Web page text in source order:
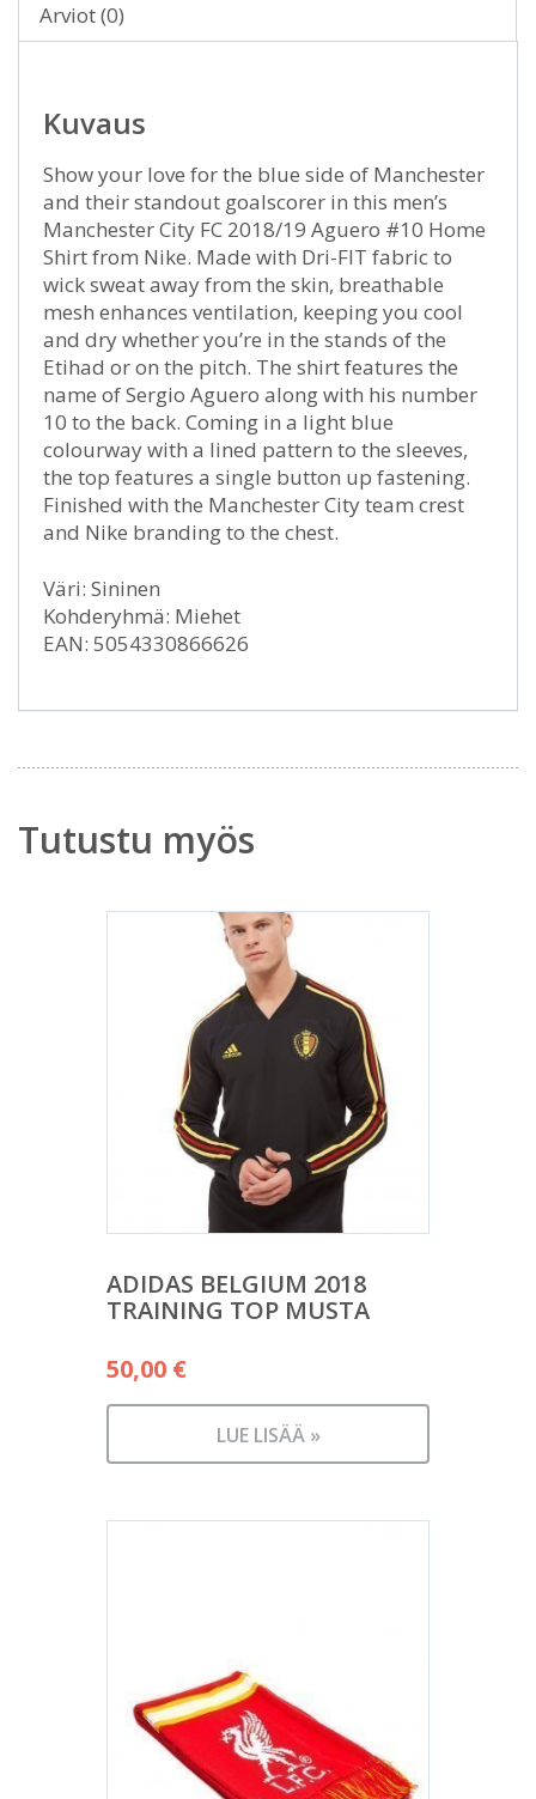
Arviot (0)
Kuvaus
Show your love for the blue side of Manchester
and their standout goalscorer in this men’s
Manchester City FC 2018/19 Aguero #10 Home
Shirt from Nike. Made with Dri-FIT fabric to
wick sweat away from the skin, breathable
mesh enhances ventilation, keeping you cool
and dry whether you’re in the stands of the
Etihad or on the pitch. The shirt features the
name of Sergio Aguero along with his number
10 to the back. Coming in a light blue
colourway with a lined pattern to the sleeves,
the top features a single button up fastening.
Finished with the Manchester City team crest
and Nike branding to the chest.
Väri: Sininen
Kohderyhmä: Miehet
EAN: 5054330866626
Tutustu myös
ADIDAS BELGIUM 2018
TRAINING TOP MUSTA
50,00 €
LUE LISÄÄ »